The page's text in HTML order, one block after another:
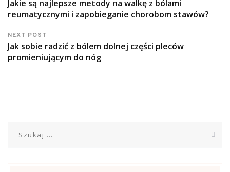
Jakie są najlepsze metody na walkę z bólami
reumatycznymi i zapobieganie chorobom stawów?
NEXT POST
Jak sobie radzić z bólem dolnej części pleców
promieniującym do nóg